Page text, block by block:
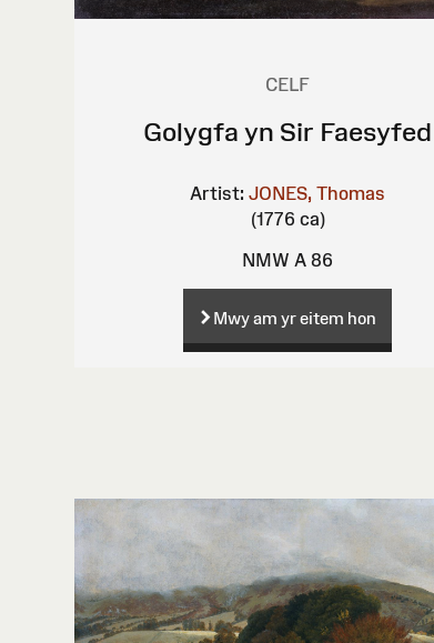
CELF
Golygfa yn Sir Faesyfed
Artist: JONES, Thomas
(1776 ca)
NMW A 86
Mwy am yr eitem hon